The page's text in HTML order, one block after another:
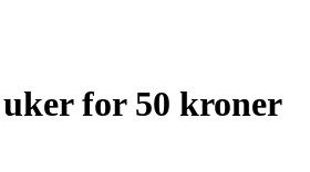
uker for 50 kroner